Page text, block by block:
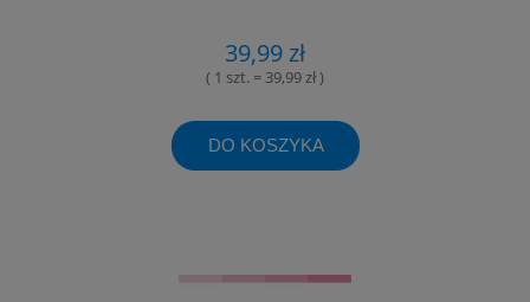
39,99 zł
( 1 szt. = 39,99 zł )
DO KOSZYKA